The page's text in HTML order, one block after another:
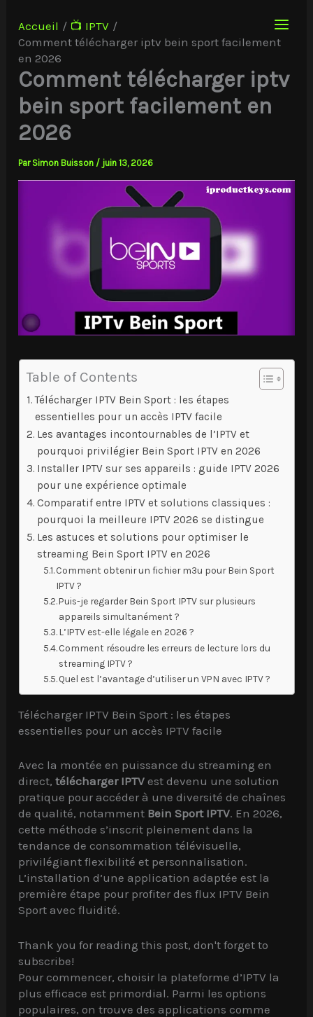
contenu
Accueil
📺 IPTV
Comment télécharger iptv bein sport facilement
en 2026
Comment télécharger iptv
bein sport facilement en
2026
Par Simon Buisson / juin 13, 2026
Table of Contents
Télécharger IPTV Bein Sport : les étapes
essentielles pour un accès IPTV facile
Les avantages incontournables de l’IPTV et
pourquoi privilégier Bein Sport IPTV en 2026
Installer IPTV sur ses appareils : guide IPTV 2026
pour une expérience optimale
Comparatif entre IPTV et solutions classiques :
pourquoi la meilleure IPTV 2026 se distingue
Les astuces et solutions pour optimiser le
streaming Bein Sport IPTV en 2026
Comment obtenir un fichier m3u pour Bein Sport
IPTV ?
Puis-je regarder Bein Sport IPTV sur plusieurs
appareils simultanément ?
L’IPTV est-elle légale en 2026 ?
Comment résoudre les erreurs de lecture lors du
streaming IPTV ?
Quel est l’avantage d’utiliser un VPN avec IPTV ?
Télécharger IPTV Bein Sport : les étapes
essentielles pour un accès IPTV facile
Avec la montée en puissance du streaming en
direct,télécharger IPTV est devenu une solution
pratique pour accéder à une diversité de chaînes
de qualité, notamment Bein Sport IPTV. En 2026,
cette méthode s’inscrit pleinement dans la
tendance de consommation télévisuelle,
privilégiant flexibilité et personnalisation.
L’installation d’une application adaptée est la
première étape pour profiter des flux IPTV Bein
Sport avec fluidité.
Thank you for reading this post, don't forget to
subscribe!
Pour commencer, choisir la plateforme d’IPTV la
plus efficace est primordial. Parmi les options
populaires, on trouve des applications comme